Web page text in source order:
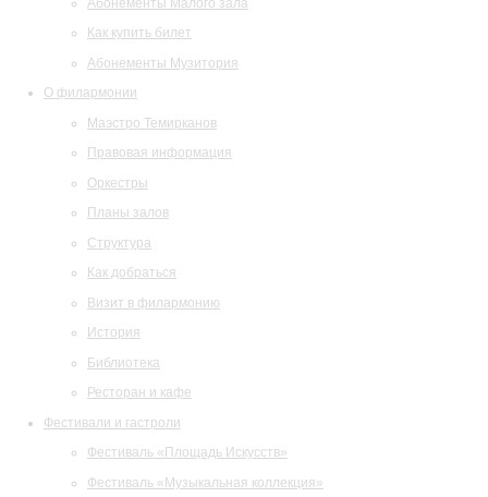
Как купить билет
Абонементы Музитория
О филармонии
Маэстро Темирканов
Правовая информация
Оркестры
Планы залов
Структура
Как добраться
Визит в филармонию
История
Библиотека
Ресторан и кафе
Фестивали и гастроли
Фестиваль «Площадь Искусств»
Фестиваль «Музыкальная коллекция»